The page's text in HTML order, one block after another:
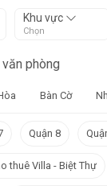
Khu vực
Chọn
phòng
Bàn Cờ
Quận 8
thuê Villa - Biệt Thự